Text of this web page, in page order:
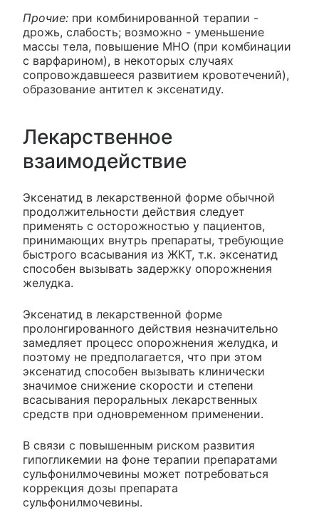
Прочие: при комбинированной терапии -
дрожь, слабость; возможно - уменьшение
массы тела, повышение МНО (при комбинации
с варфарином), в некоторых случаях
сопровождавшееся развитием кровотечений),
образование антител к эксенатиду.
Лекарственное
взаимодействие
Эксенатид в лекарственной форме обычной
продолжительности действия следует
применять с осторожностью у пациентов,
принимающих внутрь препараты, требующие
быстрого всасывания из ЖКТ, т.к. эксенатид
способен вызывать задержку опорожнения
желудка.
Эксенатид в лекарственной форме
пролонгированного действия незначительно
замедляет процесс опорожнения желудка, и
поэтому не предполагается, что при этом
эксенатид способен вызывать клинически
значимое снижение скорости и степени
всасывания пероральных лекарственных
средств при одновременном применении.
В связи с повышенным риском развития
гипогликемии на фоне терапии препаратами
сульфонилмочевины может потребоваться
коррекция дозы препарата
сульфонилмочевины.